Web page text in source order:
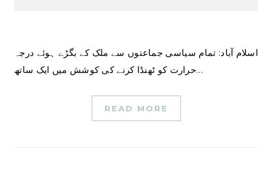
اسلام آباد: تمام سیاسی جماعتوں سے ملک کے بگڑے ہوئے درجہ
حرارت کو ٹھنڈا کرنے کی کوشش میں ایک ساتھ…
READ MORE